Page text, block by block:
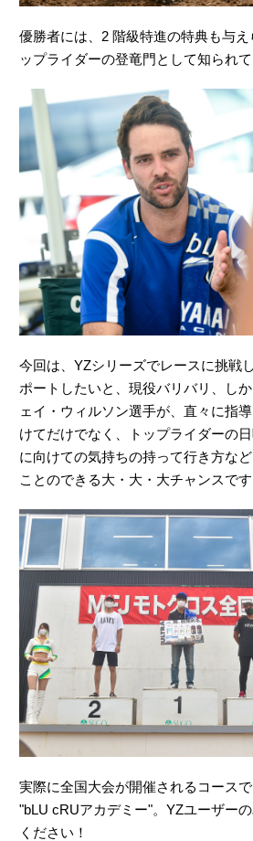
優勝者には、2 階級特進の特典も与
ップライダーの登竜門として知られて
今回は、YZシリーズでレースに挑戦
ポートしたいと、現役バリバリ、し
ェイ・ウィルソン選手が、直々に指
けてだけでなく、トップライダーの
に向けての気持ちの持って行き方な
ことのできる大・大・大チャンスです
実際に全国大会が開催されるコース
"bLU cRUアカデミー"。YZユーザー
ください！